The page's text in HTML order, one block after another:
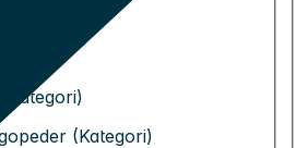
(Kategori)